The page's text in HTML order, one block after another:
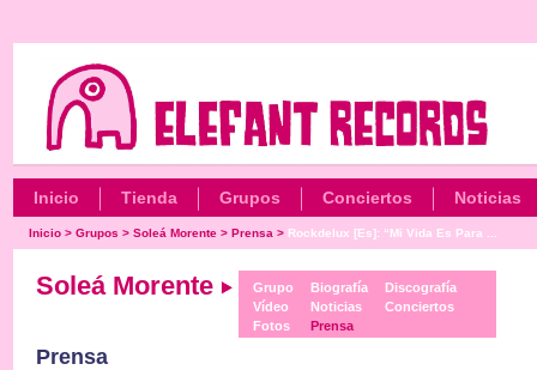
Inicio Tienda Grupos Conciertos Noticias
Inicio> Grupos > Soleá Morente> Prensa > Rockdelux [Es]: “Mi Vida Es Para ...
Soleá Morente
Grupo
Vídeo
Fotos
Biografía
Noticias
Prensa
Discografía
Conciertos
Prensa